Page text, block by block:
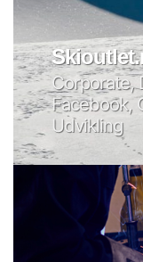
Corporate,
Facebook,
Udvikling